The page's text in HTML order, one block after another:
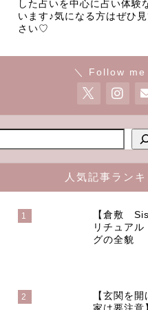
した占いを中心に占い体験
います♪気になる方はぜひ
さい♡
＼ Follow me
人気記事ラン
1
【倉敷
リチュアル
グの全貌
2
【玄関を